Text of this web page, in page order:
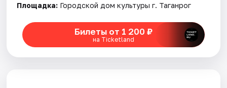
Площадка: Городской дом культуры г. Таганрог
Билеты от 1 200 ₽
на Ticketland